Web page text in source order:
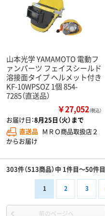
山本光学 YAMAMOTO 電動フ
ァンパーツ フェイスシールド
溶接面タイプ ヘルメット付き
KF-10WPSOZ 1個 854-
7285（直送品）
￥27,052（税込）
お届け日：8月25日（火）まで
直送品 ＭＲＯ商品取扱店２
からお届け
303件（513商品）中 1件目～50件目
1 2 3
前のページへ